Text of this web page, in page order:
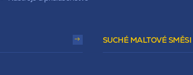
SUCHÉ MALTOVÉ SMĚSI